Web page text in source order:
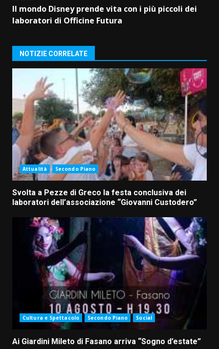
Il mondo Disney prende vita con i più piccoli dei
laboratori di Officine Futura
NOTIZIE CORRELATE
Attualità Secondo Piano
Svolta a Pezze di Greco la festa conclusiva dei
laboratori dell’associazione “Giovanni Custodero”
Cultura e Spettacolo Secondo Piano Social
Ai Giardini Mileto di Fasano arriva “Sogno d’estate”